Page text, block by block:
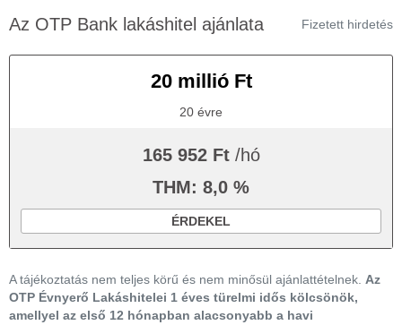
Az OTP Bank lakáshitel ajánlata Fizetett hirdetés
20 millió Ft
20 évre
165 952 Ft /hó
THM: 8,0 %
ÉRDEKEL
A tájékoztatás nem teljes körű és nem minősül ajánlattételnek. Az
OTP Évnyerő Lakáshitelei 1 éves türelmi idős kölcsönök,
amellyel az első 12 hónapban alacsonyabb a havi